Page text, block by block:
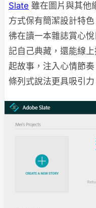
Slate 雖在圖片與其他
方式保有簡潔設計特
彿在讀一本雜誌賞心
記自己典藏，還能線
起故事，注入心情節
條列式說法更具吸引力